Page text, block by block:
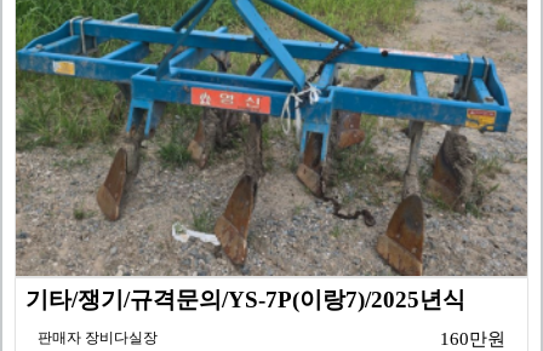
기타/쟁기/규격문의/YS-7P(이랑7)/2025년식
판매자 장비다실장 160만원